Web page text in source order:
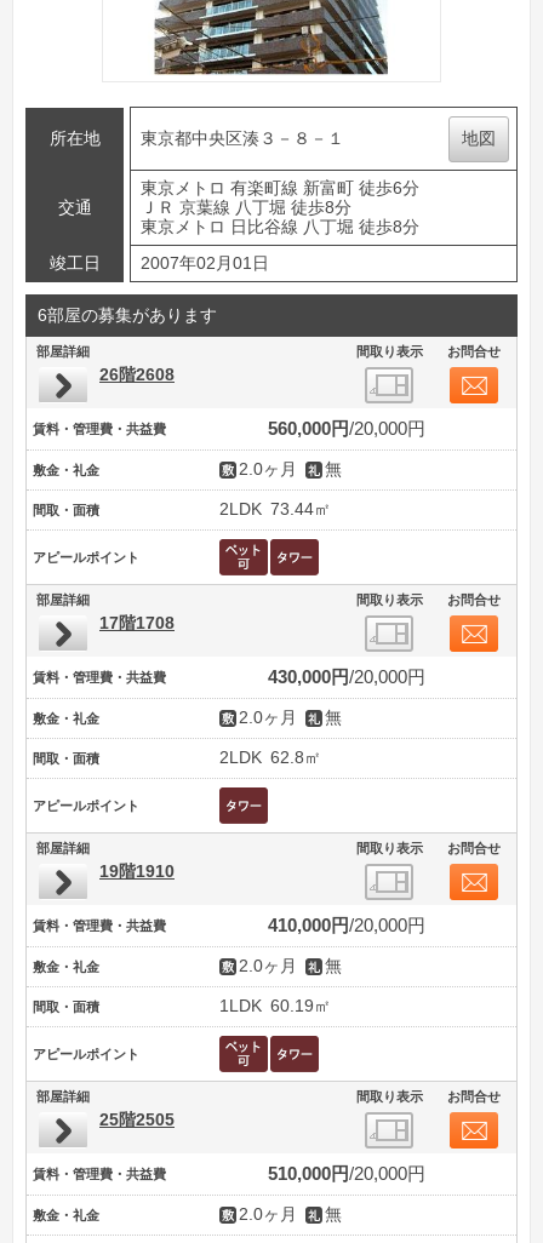
所在地 東京都中央区湊３－８－１ 地図
交通
東京メトロ 有楽町線 新富町 徒歩6分
ＪＲ 京葉線 八丁堀 徒歩8分
東京メトロ 日比谷線 八丁堀 徒歩8分
竣工日
2007年02月01日
6部屋の募集があります
部屋詳細 間取り表示 お問合せ
26階2608
賃料・管理費・共益費 560,000円 20,000円
敷金・礼金 2.0ヶ月 無
間取・面積 2LDK 73.44㎡
アピールポイント
部屋詳細 間取り表示 お問合せ
17階1708
賃料・管理費・共益費 430,000円 20,000円
敷金・礼金 2.0ヶ月 無
間取・面積 2LDK 62.8㎡
アピールポイント
部屋詳細 間取り表示 お問合せ
19階1910
賃料・管理費・共益費 410,000円 20,000円
敷金・礼金 2.0ヶ月 無
間取・面積 1LDK 60.19㎡
アピールポイント
部屋詳細 間取り表示 お問合せ
25階2505
賃料・管理費・共益費 510,000円 20,000円
敷金・礼金 2.0ヶ月 無